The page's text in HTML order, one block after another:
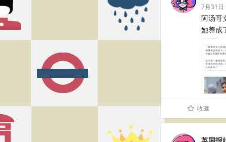
7月31日
阿汤哥
她养成
û 收藏